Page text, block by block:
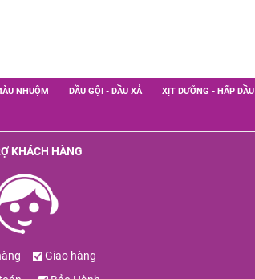
NHUỘM DẦU GỘI - DẦU XẢ XỊT DƯỠNG - HẤP DẦU
KHÁCH HÀNG
Giao hàng